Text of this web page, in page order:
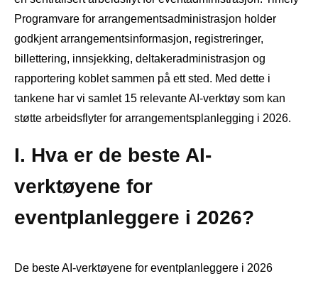
Programvare for arrangementsadministrasjon holder
godkjent arrangementsinformasjon, registreringer,
billettering, innsjekking, deltakeradministrasjon og
rapportering koblet sammen på ett sted. Med dette i
tankene har vi samlet 15 relevante AI-verktøy som kan
støtte arbeidsflyter for arrangementsplanlegging i 2026.
I. Hva er de beste AI-
verktøyene for
eventplanleggere i 2026?
De beste AI-verktøyene for eventplanleggere i 2026